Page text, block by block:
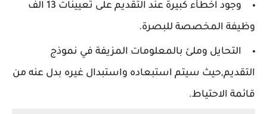
وجود اخطأء كبيرة عند التقديم على تعيينات 13 الف
وظيفة المخصصة للبصرة.
التحايل وملئ بالمعلومات المزيفة في نموذج
التقديم,حيث سيتم استبعاده واستبدال غيره بدل عنه من
قائمة الاحتياط.